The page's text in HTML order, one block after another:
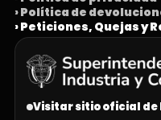
› Política de
› Peticiones, Quejas y
Visitar sitio oficial de